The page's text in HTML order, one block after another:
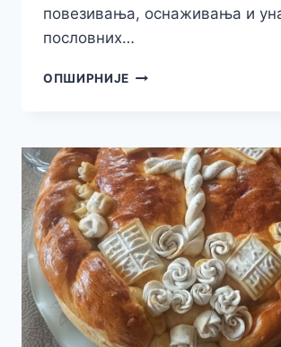
повезивања, оснаживања и
пословних…
ОПШИРНИЈЕ МАЈА
САМИТ
ЖЕНСКОГ
ПРЕДУЗЕТНИШТВА
У
НОВОМ
САДУ